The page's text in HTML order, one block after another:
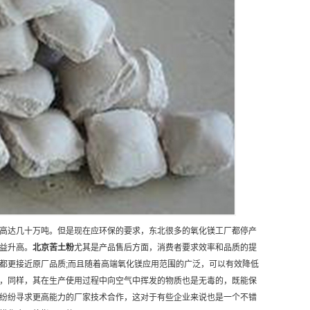
几十万吨。但是现在应环保的要求，东北很多的氧化镁工厂都停产
升高。 北京苦土粉尤其是产品售后方面，消费者要求效率和品质的提
接近原厂品质;而且随着高端氧化镁应用范围的广泛，可以有效降低
同样，其在生产使用过程中向空气中挥发的物质也是无毒的，既能保
纷纷寻求更高能力的厂家技术合作，这对于有些企业来说也是一个不错